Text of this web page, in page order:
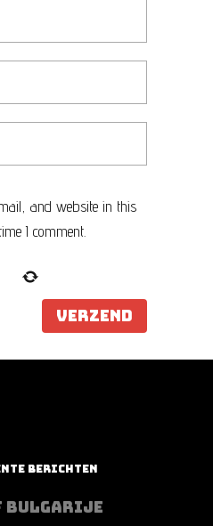
and website in this
I comment.
BERICHTEN
BULGARIJE